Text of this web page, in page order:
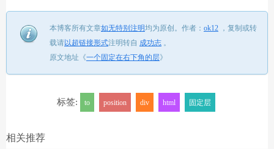
本博客所有文章如无特别注明均为原创。 作者： ok12 ， 复制或转
载请以超链接形式注明转自 成功志 。
原文地址《一个固定在右下角的层》
标签: to position div html 固定层
相关推荐